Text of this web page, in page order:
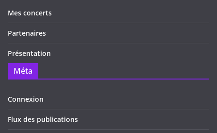
Mes concerts
Partenaires
Présentation
Méta
Connexion
Flux des publications